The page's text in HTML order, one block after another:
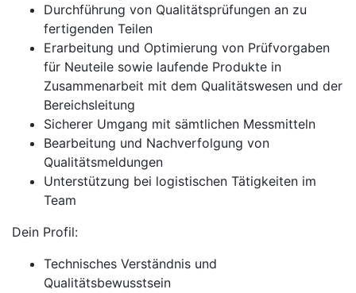
Durchführung von Qualitätsprüfungen an zu
fertigenden Teilen
Erarbeitung und Optimierung von Prüfvorgaben
für Neuteile sowie laufende Produkte in
Zusammenarbeit mit dem Qualitätswesen und der
Bereichsleitung
Sicherer Umgang mit sämtlichen Messmitteln
Bearbeitung und Nachverfolgung von
Qualitätsmeldungen
Unterstützung bei logistischen Tätigkeiten im
Team
Dein Profil:
Technisches Verständnis und
Qualitätsbewusstsein